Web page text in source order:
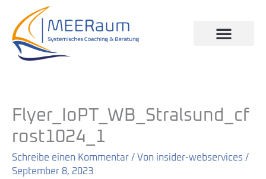
Inhalt
springen
Flyer_IoPT_WB_Stralsund_cf
rost1024_1
Schreibe einen Kommentar / Von insider-webservices /
September 8, 2023